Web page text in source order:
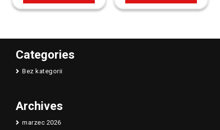
Categories
Bez kategorii
Archives
marzec 2026